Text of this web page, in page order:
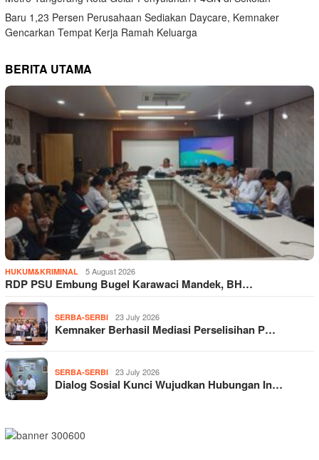
Baru 1,23 Persen Perusahaan Sediakan Daycare, Kemnaker
Gencarkan Tempat Kerja Ramah Keluarga
BERITA UTAMA
HUKUM&KRIMINAL 5 August 2026
RDP PSU Embung Bugel Karawaci Mandek, BH…
SERBA-SERBI 23 July 2026
Kemnaker Berhasil Mediasi Perselisihan P…
SERBA-SERBI 23 July 2026
Dialog Sosial Kunci Wujudkan Hubungan In…